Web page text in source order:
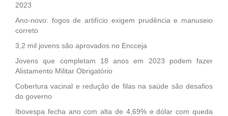
2023
Ano-novo: fogos de artifício exigem prudência e manuseio
correto
3,2 mil jovens são aprovados no Encceja
Jovens que completam 18 anos em 2023 podem fazer
Alistamento Militar Obrigatório
Cobertura vacinal e redução de filas na saúde são desafios
do governo
Ibovespa fecha ano com alta de 4,69% e dólar com queda